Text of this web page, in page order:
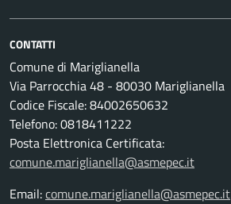
CONTATTI
Comune di Mariglianella
Via Parrocchia 48 - 80030 Mariglianella
Codice Fiscale: 84002650632
Telefono: 0818411222
Posta Elettronica Certificata:
comune.mariglianella@asmepec.it
Email:comune.mariglianella@asmepec.it